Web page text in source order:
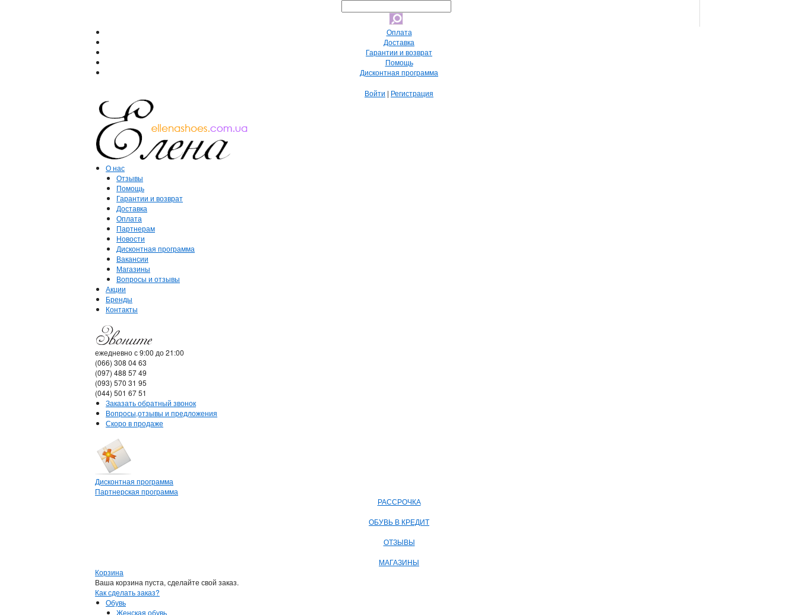
Оплата
Доставка
Гарантии и возврат
Помощь
Дисконтная программа
Войти | Регистрация
О нас
Отзывы
Помощь
Гарантии и возврат
Доставка
Оплата
Партнерам
Новости
Дисконтная программа
Вакансии
Магазины
Вопросы и отзывы
Акции
Бренды
Контакты
ежедневно с 9:00 до 21:00
(066) 308 04 63
(097) 488 57 49
(093) 570 31 95
(044) 501 67 51
Заказать обратный звонок
Вопросы,отзывы и предложения
Скоро в продаже
Дисконтная программа
Партнерская программа
РАССРОЧКА
ОБУВЬ В КРЕДИТ
ОТЗЫВЫ
МАГАЗИНЫ
Корзина
Ваша корзина пуста, сделайте свой заказ.
Как сделать заказ?
Обувь
Женская обувь